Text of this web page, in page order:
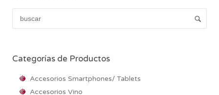
Categorías de Productos
Accesorios Smartphones/ Tablets
Accesorios Vino